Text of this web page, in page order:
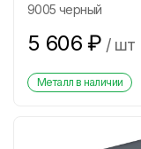
9005 черный
5 606 ₽ / шт
Металл в наличии